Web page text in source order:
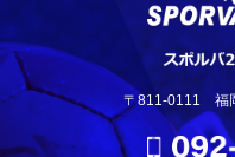
〒811-0111 福